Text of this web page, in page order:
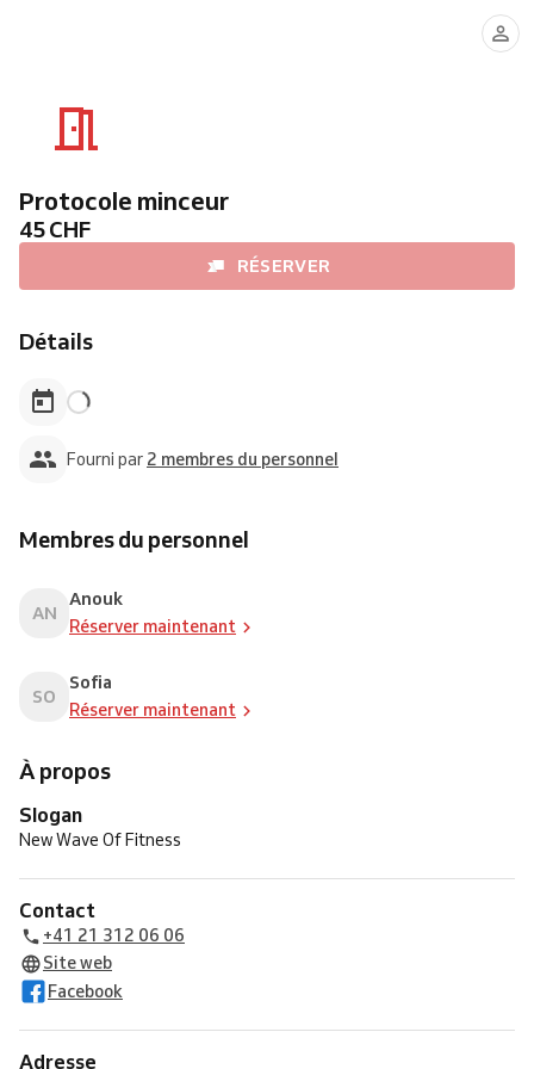
Protocole minceur
45 CHF
RÉSERVER
Détails
Fourni par 2 membres du personnel
Membres du personnel
AN
Anouk
Réserver maintenant
SO
Sofia
Réserver maintenant
À propos
Slogan
New Wave Of Fitness
Contact
+41 21 312 06 06
Site web
Facebook
Adresse